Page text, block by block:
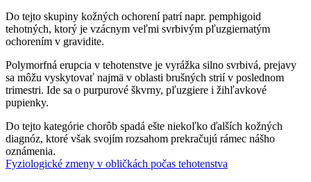
Do tejto skupiny kožných ochorení patrí napr. pemphigoid
tehotných, ktorý je vzácnym veľmi svrbivým pľuzgiernatým
ochorením v gravidite.
Polymorfná erupcia v tehotenstve je vyrážka silno svrbivá, prejavy
sa môžu vyskytovať najmä v oblasti brušných strií v poslednom
trimestri. Ide sa o purpurové škvrny, pľuzgiere i žihľavkové
pupienky.
Do tejto kategórie chorôb spadá ešte niekoľko ďalších kožných
diagnóz, ktoré však svojím rozsahom prekračujú rámec nášho
oznámenia.
Fyziologické zmeny v obličkách počas tehotenstva